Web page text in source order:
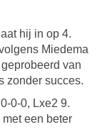
hij in op 4.
Miedema
van
zonder succes.
0-0, Lxe2 9.
een beter